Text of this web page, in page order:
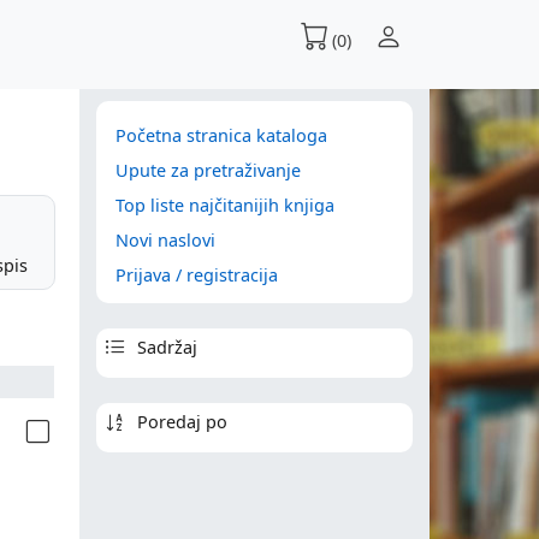
(0)
Početna stranica kataloga
Upute za pretraživanje
Top liste najčitanijih knjiga
Novi naslovi
Prijava / registracija
Sadržaj
Poredaj po